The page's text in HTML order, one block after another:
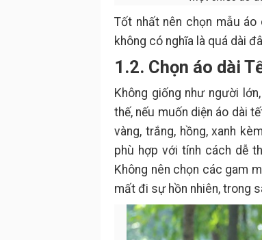
Tốt nhất nên chọn mẫu
không có nghĩa là quá dài
1.2. Chọn áo dài
Không giống như người
thế, nếu muốn diện áo dài
vàng, trắng, hồng, xanh
phù hợp với tính cách dễ
Không nên chọn các gam
mất đi sự hồn nhiên, trong